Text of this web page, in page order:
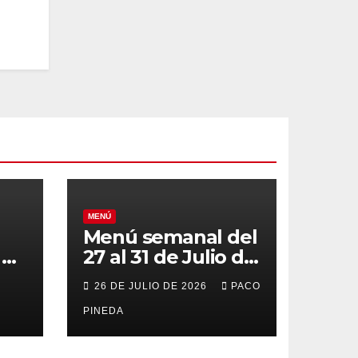
MENÚ
Menú semanal del
27 al 31 de Julio de
2026
26 DE JULIO DE 2026 PACO
PINEDA